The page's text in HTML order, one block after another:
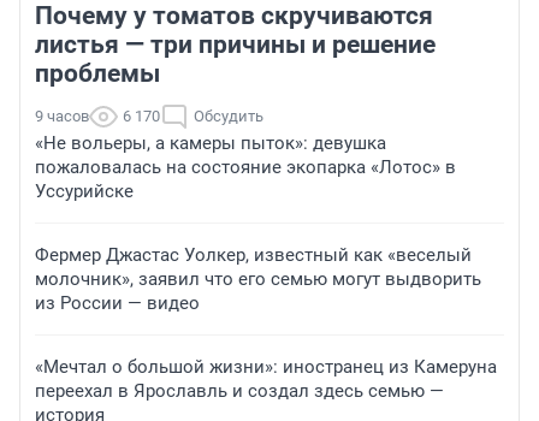
Почему у томатов скручиваются
листья — три причины и решение
проблемы
9 часов 6 170 Обсудить
«Не вольеры, а камеры пыток»: девушка
пожаловалась на состояние экопарка «Лотос» в
Уссурийске
Фермер Джастас Уолкер, известный как «веселый
молочник», заявил что его семью могут выдворить
из России — видео
«Мечтал о большой жизни»: иностранец из Камеруна
переехал в Ярославль и создал здесь семью —
история